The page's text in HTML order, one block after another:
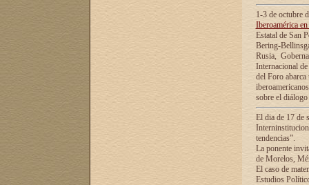
1-3 de octubre
Iberoamérica
Estatal de San
Bering-
Rusia,
Internacional
del Foro
sobre el
El dia de 17 de
tendencias”.
La ponente
de Morelos,
El caso de
Estudios